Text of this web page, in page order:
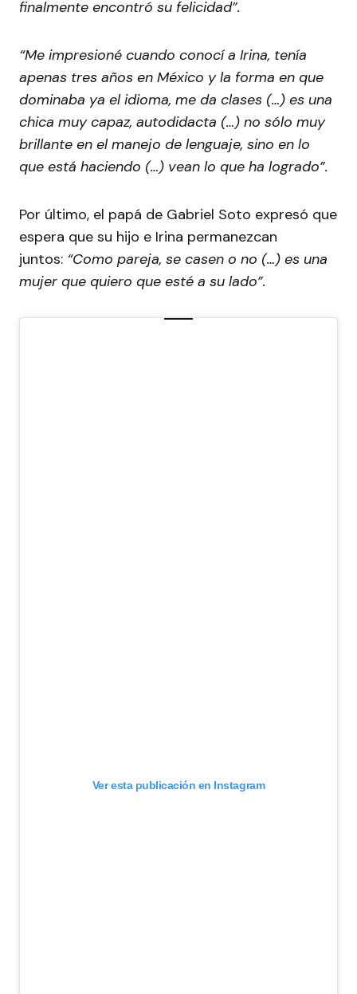
finalmente encontró su felicidad”.
“Me impresioné cuando conocí a Irina, tenía
apenas tres años en México y la forma en que
dominaba ya el idioma, me da clases (…) es una
chica muy capaz, autodidacta (…) no sólo muy
brillante en el manejo de lenguaje, sino en lo
que está haciendo (…) vean lo que ha logrado”.
Por último, el papá de Gabriel Soto expresó que
espera que su hijo e Irina permanezcan
juntos: “Como pareja, se casen o no (…) es una
mujer que quiero que esté a su lado”.
Ver esta publicación en Instagram